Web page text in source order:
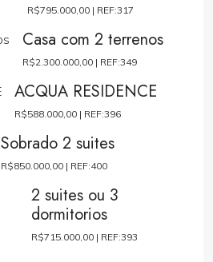
R$795.000,00 | REF:317
Casa com 2 terrenos
R$2.300.000,00 | REF:349
ACQUA RESIDENCE
R$588.000,00 | REF:396
Sobrado 2 suites
R$850.000,00 | REF:400
2 suites ou 3
dormitorios
R$715.000,00 | REF:393